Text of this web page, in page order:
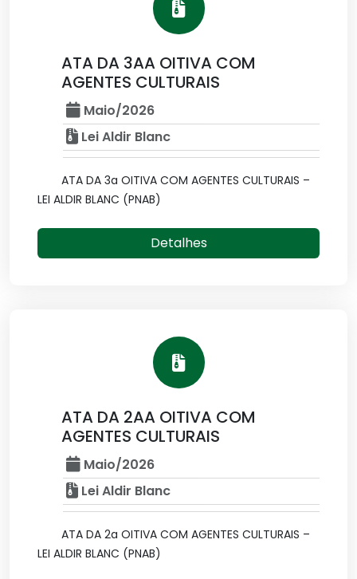
ATA DA 3AA OITIVA COM
AGENTES CULTURAIS
Maio/2026
Lei Aldir Blanc
ATA DA 3a OITIVA COM AGENTES CULTURAIS –
LEI ALDIR BLANC (PNAB)
Detalhes
ATA DA 2AA OITIVA COM
AGENTES CULTURAIS
Maio/2026
Lei Aldir Blanc
ATA DA 2a OITIVA COM AGENTES CULTURAIS –
LEI ALDIR BLANC (PNAB)